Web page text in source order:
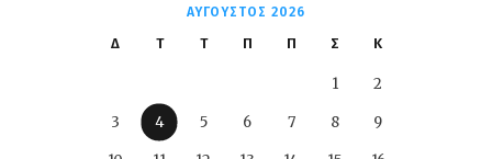
ΑΎΓΟΥΣΤΟΣ 2026
Δ Τ Τ Π Π Σ Κ
1 2
3 4 5 6 7 8 9